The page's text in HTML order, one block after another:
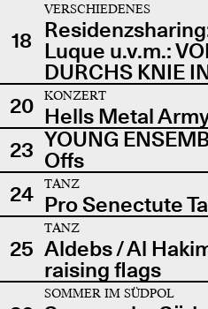
18
VERSCHIEDENES
Luque u.v.m.:
DURCHS KNIE
20
KONZERT
Hells Metal
23 YOUNG
Offs
24
TANZ
Pro Senectute
25
TANZ
Aldebs / Al
raising flags
SOMMER IM SÜDPOL